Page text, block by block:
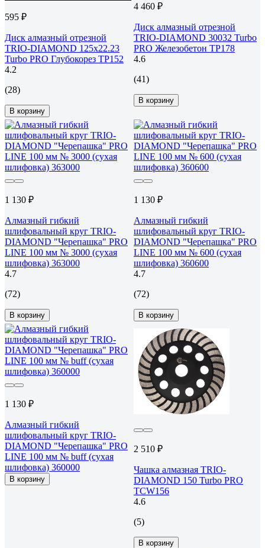
595 ₽
Диск алмазный отрезной
TRIO-DIAMOND 125x22.23
Turbo PRO Глубокорез TP152
4.2
(28)
В корзину
4 460 ₽
Диск алмазный отрезной
TRIO-DIAMOND 30032 Turbo
PRO Железобетон TP178
4.6
(41)
В корзину
1 130 ₽
Алмазный гибкий
шлифовальный круг TRIO-
DIAMOND "Черепашка" PRO
LINE 100 мм № 3000 (сухая
шлифовка) 363000
4.7
(72)
В корзину
1 130 ₽
Алмазный гибкий
шлифовальный круг TRIO-
DIAMOND "Черепашка" PRO
LINE 100 мм № 600 (сухая
шлифовка) 360600
4.7
(72)
В корзину
1 130 ₽
Алмазный гибкий
шлифовальный круг TRIO-
DIAMOND "Черепашка" PRO
LINE 100 мм № buff (сухая
шлифовка) 360000
В корзину
2 510 ₽
Чашка алмазная TRIO-
DIAMOND 150 Turbo PRO
TCW156
4.6
(5)
В корзину